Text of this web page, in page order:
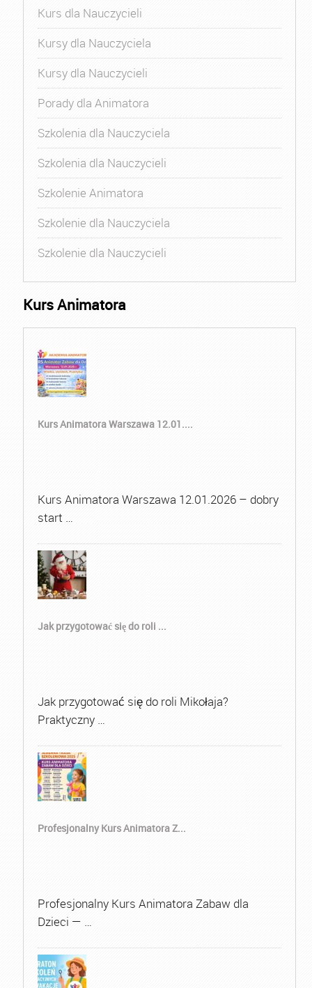
Kurs dla Nauczycieli
Kursy dla Nauczyciela
Kursy dla Nauczycieli
Porady dla Animatora
Szkolenia dla Nauczyciela
Szkolenia dla Nauczycieli
Szkolenie Animatora
Szkolenie dla Nauczyciela
Szkolenie dla Nauczycieli
Kurs Animatora
Kurs Animatora Warszawa 12.01....
Kurs Animatora Warszawa 12.01.2026 – dobry
start …
Jak przygotować się do roli ...
Jak przygotować się do roli Mikołaja?
Praktyczny …
Profesjonalny Kurs Animatora Z...
Profesjonalny Kurs Animatora Zabaw dla
Dzieci — …